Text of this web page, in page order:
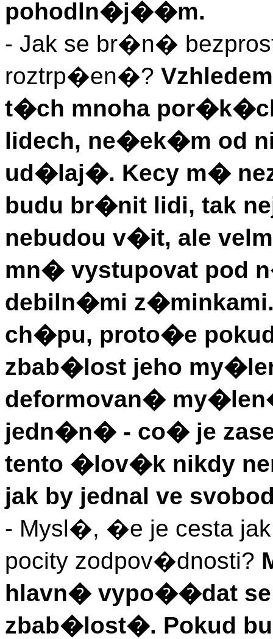
pohodln�j��m.
- Jak se br�n�
roztrp�en�?
t�ch mnoha
lidech, ne�ek�m od
ud�laj�. Kecy m�
budu br�nit lidi, tak
nebudou v�it, ale
mn� vystupovat
debiln�mi
ch�pu, proto�e
zbab�lost jeho
deformovan�
jedn�n� - co� je
tento �lov�k nikdy
jak by jednal ve
- Mysl�, �e je cesta
pocity zodpov�dnosti?
hlavn� vypo��dat se
zbab�lost�. Pokud